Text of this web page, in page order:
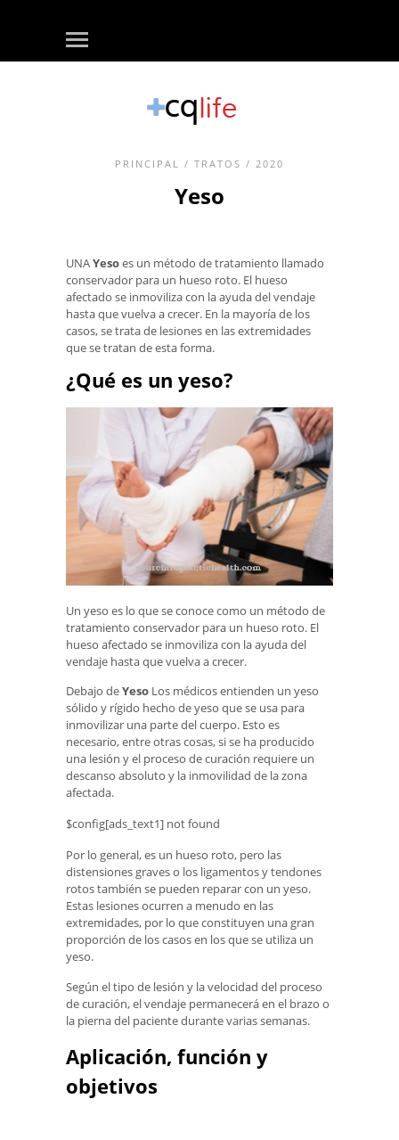
PRINCIPAL / TRATOS / 2020
Yeso
UNAYesoes un método de tratamiento llamado
conservador para un hueso roto. El hueso
afectado se inmoviliza con la ayuda del vendaje
hasta que vuelva a crecer. En la mayoría de los
casos, se trata de lesiones en las extremidades
que se tratan de esta forma.
¿Qué es un yeso?
Un yeso es lo que se conoce como un método de
tratamiento conservador para un hueso roto. El
hueso afectado se inmoviliza con la ayuda del
vendaje hasta que vuelva a crecer.
Debajo deYeso Los médicos entienden un yeso
sólido y rígido hecho de yeso que se usa para
inmovilizar una parte del cuerpo. Esto es
necesario, entre otras cosas, si se ha producido
una lesión y el proceso de curación requiere un
descanso absoluto y la inmovilidad de la zona
afectada.
$config[ads_text1] not found
Por lo general, es un hueso roto, pero las
distensiones graves o los ligamentos y tendones
rotos también se pueden reparar con un yeso.
Estas lesiones ocurren a menudo en las
extremidades, por lo que constituyen una gran
proporción de los casos en los que se utiliza un
yeso.
Según el tipo de lesión y la velocidad del proceso
de curación, el vendaje permanecerá en el brazo o
la pierna del paciente durante varias semanas.
Aplicación, función y
objetivos